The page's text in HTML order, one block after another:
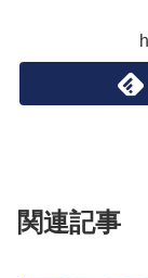
関連記事